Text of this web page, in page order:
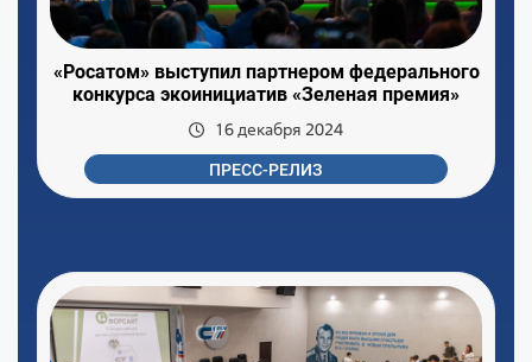
«Росатом» выступил партнером федерального
конкурса экоинициатив «Зеленая премия»
16 декабря 2024
ПРЕСС-РЕЛИЗ